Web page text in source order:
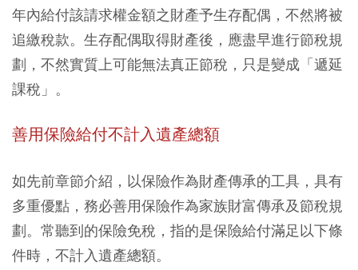
年內給付該請求權金額之財產予生存配偶，不然將被
追繳稅款。生存配偶取得財產後，應盡早進行節稅規
劃，不然實質上可能無法真正節稅，只是變成「遞延
課稅」。
善用保險給付不計入遺產總額
如先前章節介紹，以保險作為財產傳承的工具，具有
多重優點，務必善用保險作為家族財富傳承及節稅規
劃。常聽到的保險免稅，指的是保險給付滿足以下條
件時，不計入遺產總額。